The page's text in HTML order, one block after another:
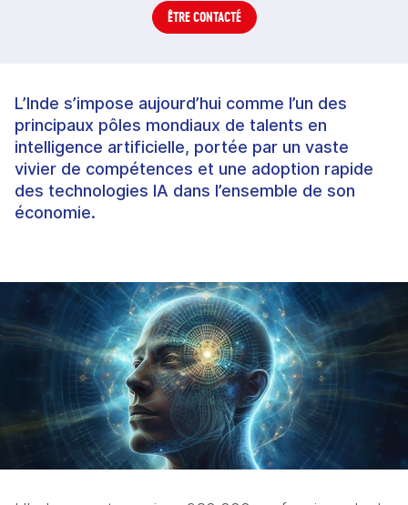
ÊTRE CONTACTÉ
L’Inde s’impose aujourd’hui comme l’un des
principaux pôles mondiaux de talents en
intelligence artificielle, portée par un vaste
vivier de compétences et une adoption rapide
des technologies IA dans l’ensemble de son
économie.